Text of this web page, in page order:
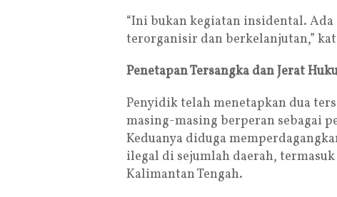
“Ini bukan kegiatan insidental.
terorganisir dan berkelanjutan,”
Penetapan Tersangka dan Jerat
Penyidik telah menetapkan dua
masing-masing berperan sebagai
Keduanya diduga
ilegal di sejumlah daerah,
Kalimantan Tengah.